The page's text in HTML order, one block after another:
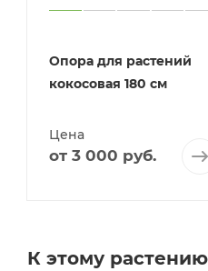
Опора для растений
кокосовая 180 см
Цена
от 3 000 руб.
К этому